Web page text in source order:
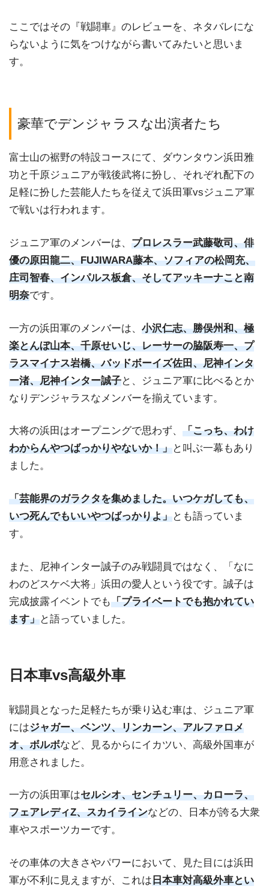
ここではその『戦闘車』のレビューを、ネタバレにな
らないように気をつけながら書いてみたいと思いま
す。
豪華でデンジャラスな出演者たち
富士山の裾野の特設コースにて、ダウンタウン浜田雅
功と千原ジュニアが戦後武将に扮し、それぞれ配下の
足軽に扮した芸能人たちを従えて浜田軍vsジュニア軍
で戦いは行われます。
ジュニア軍のメンバーは、 プロレスラー武藤敬司、俳
優の原田龍二、FUJIWARA藤本、ソフィアの松岡充、
庄司智春、インパルス板倉、そしてアッキーナこと南
明奈です。
一方の浜田軍のメンバーは、 小沢仁志、勝俣州和、極
楽とんぼ山本、千原せいじ、レーサーの脇阪寿一、プ
ラスマイナス岩橋、バッドボーイズ佐田、尼神インタ
ー渚、尼神インター誠子と、ジュニア軍に比べるとか
なりデンジャラスなメンバーを揃えています。
大将の浜田はオープニングで思わず、 「こっち、わけ
わからんやつばっかりやないか！」と叫ぶ一幕もあり
ました。
「芸能界のガラクタを集めました。いつケガしても、
いつ死んでもいいやつばっかりよ」とも語っていま
す。
また、尼神インター誠子のみ戦闘員ではなく、「なに
わのどスケベ大将」浜田の愛人という役です。誠子は
完成披露イベントでも「プライベートでも抱かれてい
ます」と語っていました。
日本車vs高級外車
戦闘員となった足軽たちが乗り込む車は、ジュニア軍
にはジャガー、ベンツ、リンカーン、アルファロメ
オ、ボルボなど、見るからにイカツい、高級外国車が
用意されました。
一方の浜田軍はセルシオ、センチュリー、カローラ、
フェアレディZ、スカイラインなどの、日本が誇る大衆
車やスポーツカーです。
その車体の大きさやパワーにおいて、見た目には浜田
軍が不利に見えますが、これは日本車対高級外車とい